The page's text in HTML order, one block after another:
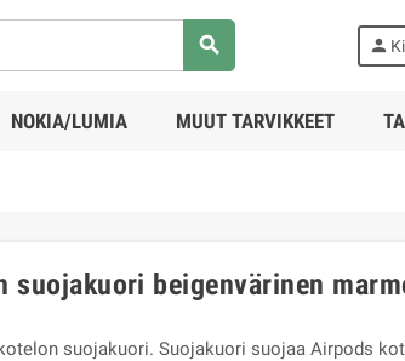
search person
NOKIA/LUMIA MUUT TARVIKKEET
suojakuori beigenvärinen
suojakuori. Suojakuori suojaa Airpods